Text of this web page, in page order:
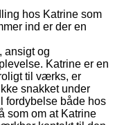
hos Katrine som
ind er der en
ansigt og
Katrine er en
til værks, er
snakket under
fordybelse både hos
som om at Katrine